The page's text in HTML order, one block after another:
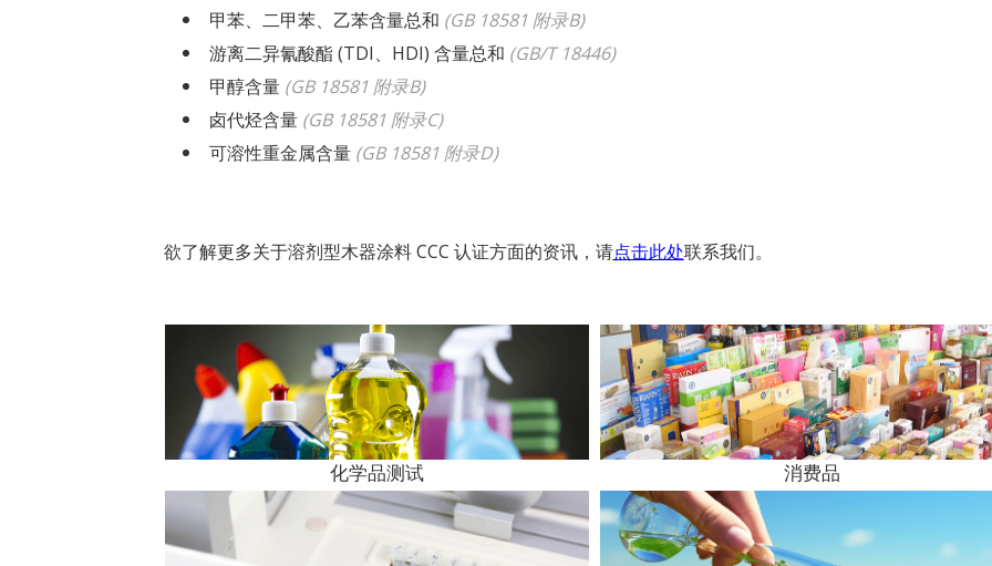
甲苯、二甲苯、乙苯含量总和 (GB 18581 附录B)
游离二异氰酸酯 (TDI、HDI) 含量总和 (GB/T 18446)
甲醇含量 (GB 18581 附录B)
卤代烃含量 (GB 18581 附录C)
可溶性重金属含量 (GB 18581 附录D)
欲了解更多关于溶剂型木器涂料 CCC 认证方面的资讯，请点击此处联系我们。
化学品测试 消费品